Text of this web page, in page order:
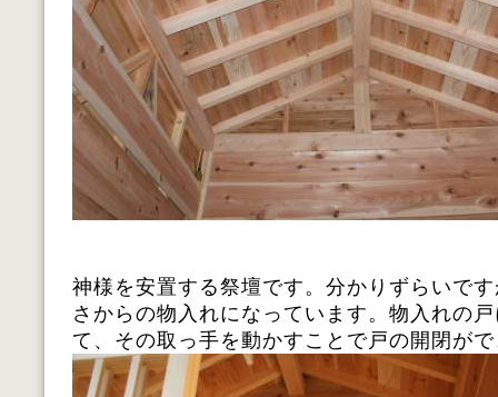
神様を安置する祭壇です。分かりずらいで
さからの物入れになっています。物入れの
て、その取っ手を動かすことで戸の開閉が